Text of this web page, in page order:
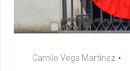
Camilo Vega Martinez